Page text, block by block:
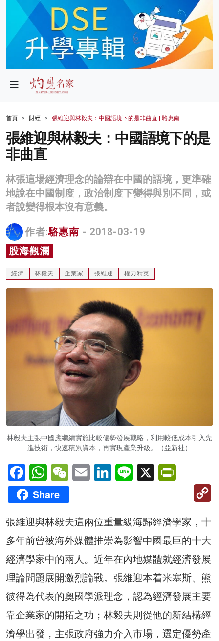
政局
財經
生活
健康
商業
科技
影片
名家榜
灼見活動
關於我們
首頁 財經 張維迎與林毅夫：中國語境下的是非曲直 | 駱惠南
張維迎與林毅夫：中國語境下的是
非曲直
林張這場經濟理念的論辯在中國的語境，更準確
地說在中國制度，政治制度下變得與別不同，或
者說變得根本沒有意義。
作者:駱惠南 - 2018-03-19
股海觀瀾
經濟 林毅夫 企業家 張維迎 權力精英
林毅夫主張中國應繼續實施比較優勢發展戰略，利用較低成本引入先
進技術，快速積累資本，再實現產業升級。（亞新社）
FacebookWhatsAppWeChatEmail LinkedInLine X
Share
張維迎與林毅夫這兩位重量級海歸經濟學家，十
多年前曾被海外媒體推崇為影響中國最巨的十大
經濟學家中的兩人。近年在內地媒體就經濟發展
理論問題展開激烈論戰。張維迎本着米塞斯、熊
彼得為代表的奧國學派理念，認為經濟發展主要
靠企業家的開拓之功；林毅夫則從他的新結構經
濟學出發，主張政府強力介入市場，選定優勢產